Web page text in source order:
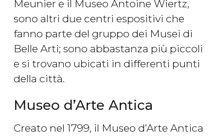
Meunier e il Museo Antoine Wiertz,
sono altri due centri espositivi che
fanno parte del gruppo dei Musei di
Belle Arti; sono abbastanza più piccoli
e si trovano ubicati in differenti punti
della città.
Museo d’Arte Antica
Creato nel 1799, il Museo d’Arte Antica